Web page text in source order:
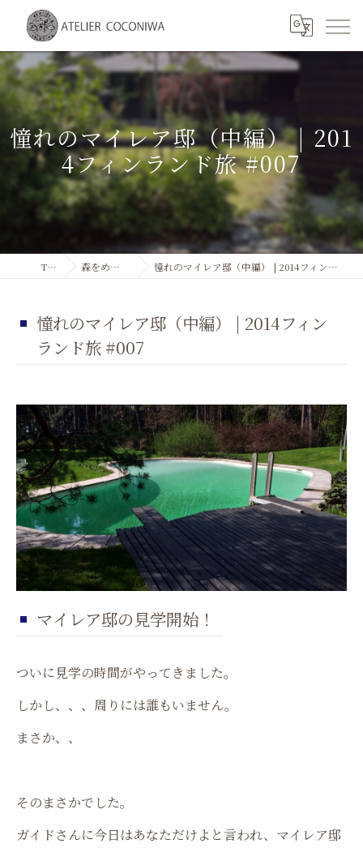
憧れのマイレア邸（中編） | 201
4フィンランド旅 #007
TOP 森をめざして 憧れのマイレア邸（中編） | 2014フィンランド旅 #007
憧れのマイレア邸（中編） | 2014フィン
ランド旅 #007
マイレア邸の見学開始！
ついに見学の時間がやってきました。
しかし、、、周りには誰もいません。
まさか、、
そのまさかでした。
ガイドさんに今日はあなただけよと言われ、マイレア邸